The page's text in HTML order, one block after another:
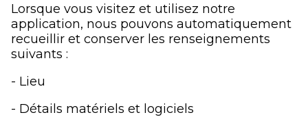
Lorsque vous visitez et utilisez notre
application, nous pouvons automatiquement
recueillir et conserver les renseignements
suivants :
- Lieu
- Détails matériels et logiciels